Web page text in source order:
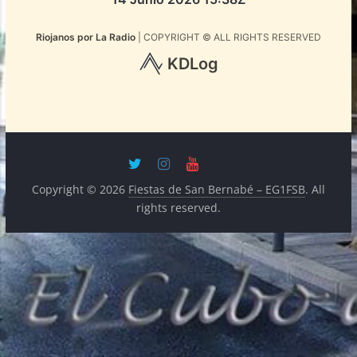
Copyright © 2026 Fiestas de San Bernabé – EG1FSB. All
rights reserved.